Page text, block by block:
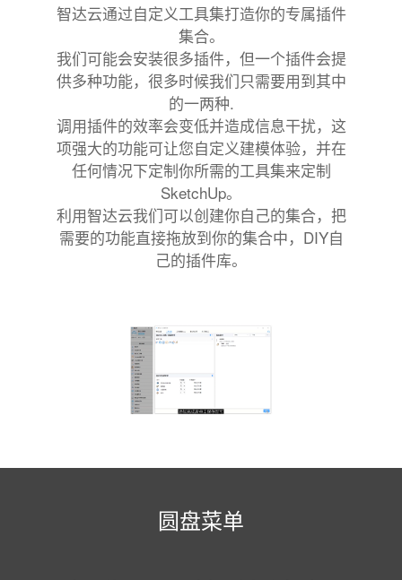
智达云通过自定义工具集打造你的专属插件
集合。
我们可能会安装很多插件，但一个插件会提
供多种功能，很多时候我们只需要用到其中
的一两种.
调用插件的效率会变低并造成信息干扰，这
项强大的功能可让您自定义建模体验，并在
任何情况下定制你所需的工具集来定制
SketchUp。
利用智达云我们可以创建你自己的集合，把
需要的功能直接拖放到你的集合中，DIY自
己的插件库。
圆盘菜单